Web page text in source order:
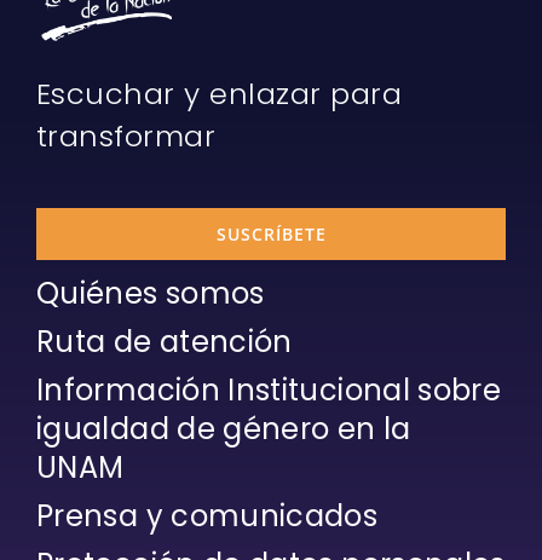
transformar
SUSCRÍBETE
Quiénes somos
Ruta de atención
Información Institucional sobre
igualdad de género en la
UNAM
Prensa y comunicados
Protección de datos personales